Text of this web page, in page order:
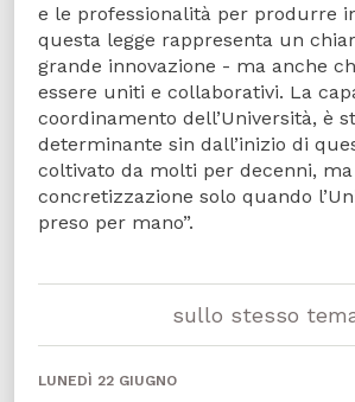
e le professionalità per produrre
questa legge rappresenta un
grande innovazione - ma anche
essere uniti e collaborativi. La
coordinamento dell’Università, è
determinante sin dall’inizio di
coltivato da molti per decenni,
concretizzazione solo quando
preso per mano”.
sullo stesso
LUNEDÌ 22 GIUGNO